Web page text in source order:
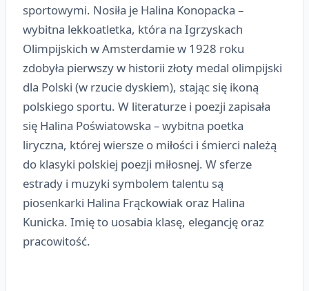
sportowymi. Nosiła je Halina Konopacka –
wybitna lekkoatletka, która na Igrzyskach
Olimpijskich w Amsterdamie w 1928 roku
zdobyła pierwszy w historii złoty medal olimpijski
dla Polski (w rzucie dyskiem), stając się ikoną
polskiego sportu. W literaturze i poezji zapisała
się Halina Poświatowska – wybitna poetka
liryczna, której wiersze o miłości i śmierci należą
do klasyki polskiej poezji miłosnej. W sferze
estrady i muzyki symbolem talentu są
piosenkarki Halina Frąckowiak oraz Halina
Kunicka. Imię to uosabia klasę, elegancję oraz
pracowitość.